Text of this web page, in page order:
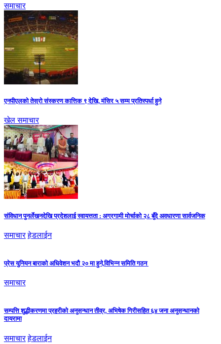
समाचार
एनपीएलको तेस्रो संस्करण कात्तिक ९ देखि, मंसिर ५ सम्म प्रतिस्पर्धा हुने
खेल समाचार
संविधान पुनर्लेखनदेखि प्रदेशलाई स्वायत्तता : अग्रगामी मोर्चाको २८ बुँदे अवधारणा सार्वजनिक
समाचार हेडलाईन
प्रेस युनियन बाराको अधिवेशन भदौ २० मा हुने,विभिन्न समिति गठन
समाचार
सम्पत्ति शुद्धीकरणमा प्रहरीको अनुसन्धान तीव्र, अभिषेक गिरीसहित ६४ जना अनुसन्धानको
दायरामा
समाचार हेडलाईन